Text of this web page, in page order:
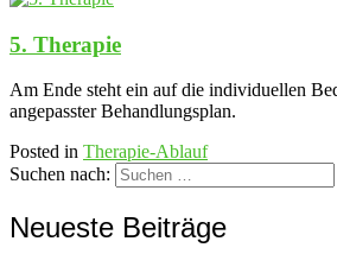
5. Therapie
Am Ende steht ein auf die individuellen
angepasster Behandlungsplan.
Posted in Therapie-Ablauf
Suchen nach:
Neueste Beiträge